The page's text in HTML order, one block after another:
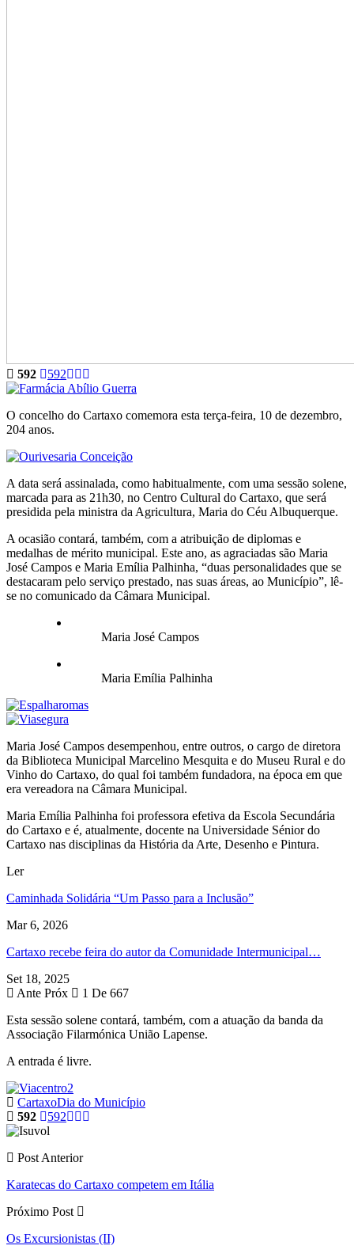
592 592
O concelho do Cartaxo comemora esta terça-feira, 10 de dezembro,
204 anos.
A data será assinalada, como habitualmente, com uma sessão solene,
marcada para as 21h30, no Centro Cultural do Cartaxo, que será
presidida pela ministra da Agricultura, Maria do Céu Albuquerque.
A ocasião contará, também, com a atribuição de diplomas e
medalhas de mérito municipal. Este ano, as agraciadas são Maria
José Campos e Maria Emília Palhinha, “duas personalidades que se
destacaram pelo serviço prestado, nas suas áreas, ao Município”, lê-
se no comunicado da Câmara Municipal.
Maria José Campos
Maria Emília Palhinha
Maria José Campos desempenhou, entre outros, o cargo de diretora
da Biblioteca Municipal Marcelino Mesquita e do Museu Rural e do
Vinho do Cartaxo, do qual foi também fundadora, na época em que
era vereadora na Câmara Municipal.
Maria Emília Palhinha foi professora efetiva da Escola Secundária
do Cartaxo e é, atualmente, docente na Universidade Sénior do
Cartaxo nas disciplinas da História da Arte, Desenho e Pintura.
Ler
Caminhada Solidária “Um Passo para a Inclusão”
Mar 6, 2026
Cartaxo recebe feira do autor da Comunidade Intermunicipal…
Set 18, 2025
Ante Próx
1 De 667
Esta sessão solene contará, também, com a atuação da banda da
Associação Filarmónica União Lapense.
A entrada é livre.
CartaxoDia do Município
592
592
Post Anterior
Karatecas do Cartaxo competem em Itália
Próximo Post
Os Excursionistas (II)